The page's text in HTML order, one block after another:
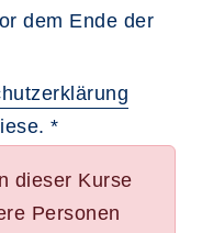
dem Ende der
im neuen
*
dieser Kurse
Personen